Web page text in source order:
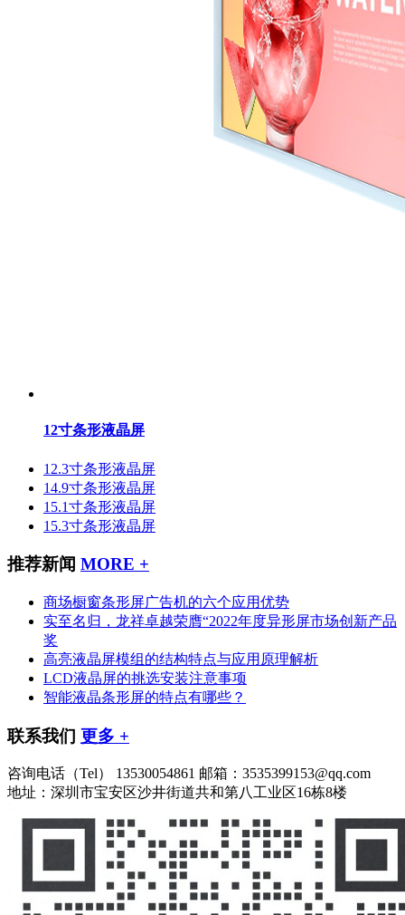
12寸条形液晶屏
12.3寸条形液晶屏
14.9寸条形液晶屏
15.1寸条形液晶屏
15.3寸条形液晶屏
推荐新闻 MORE +
商场橱窗条形屏广告机的六个应用优势
实至名归，龙祥卓越荣膺“2022年度异形屏市场创新产品
奖
高亮液晶屏模组的结构特点与应用原理解析
LCD液晶屏的挑选安装注意事项
智能液晶条形屏的特点有哪些？
联系我们 更多 +
咨询电话（Tel） 13530054861 邮箱：3535399153@qq.com
地址：深圳市宝安区沙井街道共和第八工业区16栋8楼